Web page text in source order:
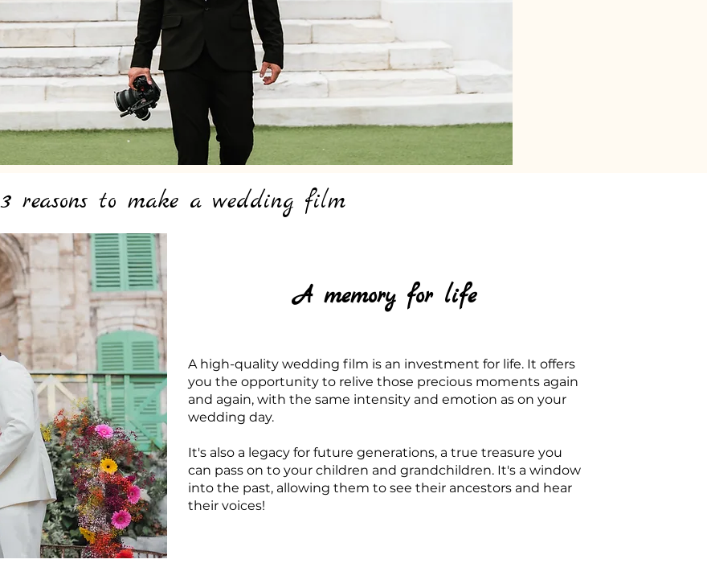
3 reasons to make a wedding film
A memory for life
A high-quality wedding film is an investment for life. It offers
you the opportunity to relive those precious moments again
and again, with the same intensity and emotion as on your
wedding day.
It's also a legacy for future generations, a true treasure you
can pass on to your children and grandchildren. It's a window
into the past, allowing them to see their ancestors and hear
their voices!